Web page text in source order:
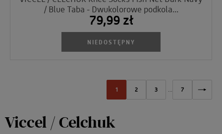
/ Blue Taba - Dwukolorowe podkola...
79,99 zł
NIEDOSTĘPNY
1 2 3 7
Viccel / Celchuk